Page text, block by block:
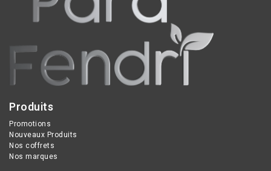
Produits
Promotions
Nouveaux Produits
Nos coffrets
Nos marques